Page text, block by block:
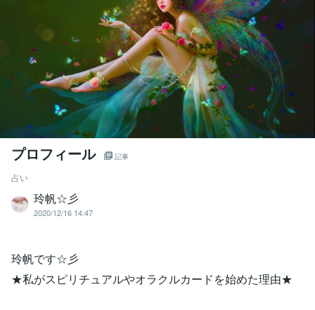
プロフィール 記事
占い
玲帆☆彡
2020/12/16 14:47
玲帆です☆彡
★私がスピリチュアルやオラクルカードを始めた理由★